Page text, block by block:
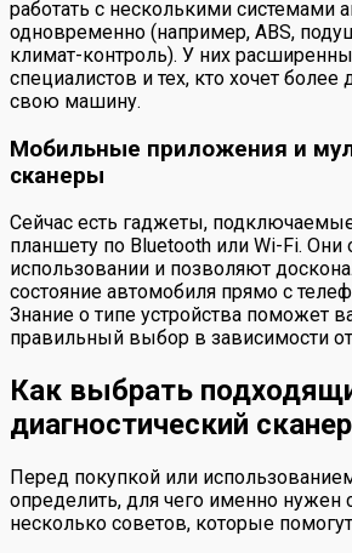
работать с несколькими системами
одновременно (например, ABS,
климат-контроль). У них
специалистов и тех, кто хочет более
свою машину.
Мобильные приложения и
сканеры
Сейчас есть гаджеты,
планшету по Bluetooth или Wi-Fi.
использовании и позволяют
состояние автомобиля прямо с
Знание о типе устройства поможет
правильный выбор в зависимости
Как выбрать
диагностический
Перед покупкой или
определить, для чего именно нужен
несколько советов, которые